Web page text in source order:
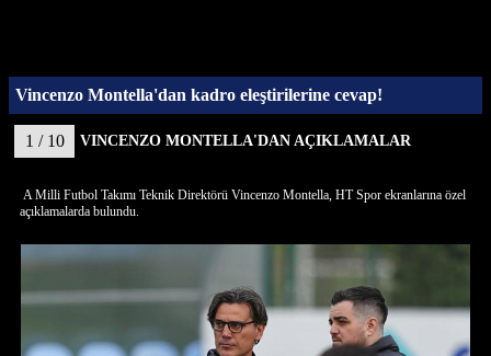
Vincenzo Montella'dan kadro eleştirilerine cevap!
1 / 10 VINCENZO MONTELLA'DAN AÇIKLAMALAR
A Milli Futbol Takımı Teknik Direktörü Vincenzo Montella, HT Spor ekranlarına özel
açıklamalarda bulundu.